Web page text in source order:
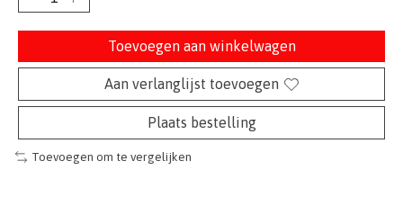
Toevoegen aan winkelwagen
Aan verlanglijst toevoegen
Plaats bestelling
Toevoegen om te vergelijken